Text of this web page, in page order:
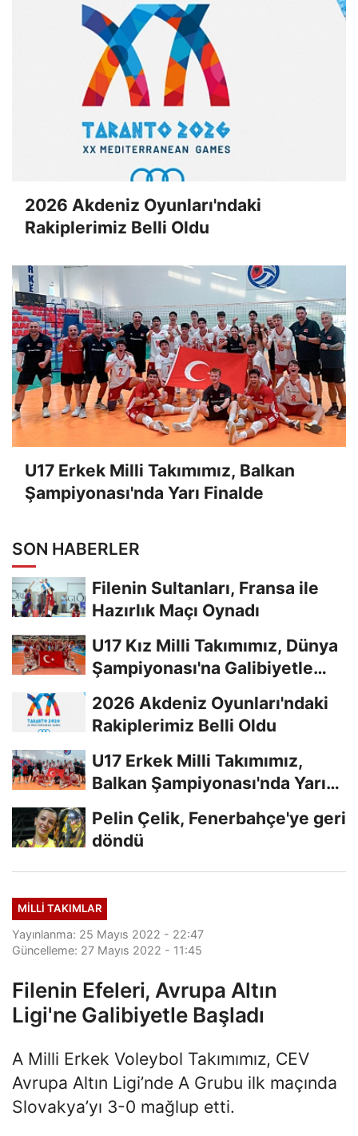
2026 Akdeniz Oyunları'ndaki
Rakiplerimiz Belli Oldu
U17 Erkek Milli Takımımız, Balkan
Şampiyonası'nda Yarı Finalde
SON HABERLER
Filenin Sultanları, Fransa ile
Hazırlık Maçı Oynadı
U17 Kız Milli Takımımız, Dünya
Şampiyonası'na Galibiyetle
2026 Akdeniz Oyunları'ndaki
Rakiplerimiz Belli Oldu
U17 Erkek Milli Takımımız,
Balkan Şampiyonası'nda Yarı
Pelin Çelik, Fenerbahçe'ye geri
döndü
MILLI TAKIMLAR
Yayınlanma: 25 Mayıs 2022 - 22:47
Güncelleme: 27 Mayıs 2022 - 11:45
Filenin Efeleri, Avrupa Altın
Ligi'ne Galibiyetle Başladı
A Milli Erkek Voleybol Takımımız, CEV
Avrupa Altın Ligi’nde A Grubu ilk maçında
Slovakya’yı 3-0 mağlup etti.